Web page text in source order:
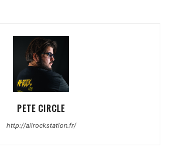
PETE CIRCLE
http://allrockstation.fr/